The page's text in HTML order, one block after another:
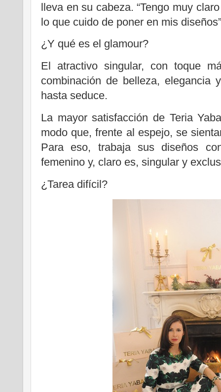
lleva en su cabeza. “Tengo muy
lo que cuido de poner en mis
¿Y qué es el glamour?
El atractivo singular, con toque
combinación de belleza, elegancia
hasta seduce.
La mayor satisfacción de Teria
modo que, frente al espejo, se
Para eso, trabaja sus diseños
femenino y, claro es, singular y
¿Tarea difícil?